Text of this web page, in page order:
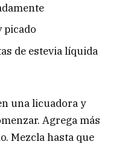
picado
de estevia líquida
una licuadora y
Agrega más
Mezcla hasta que